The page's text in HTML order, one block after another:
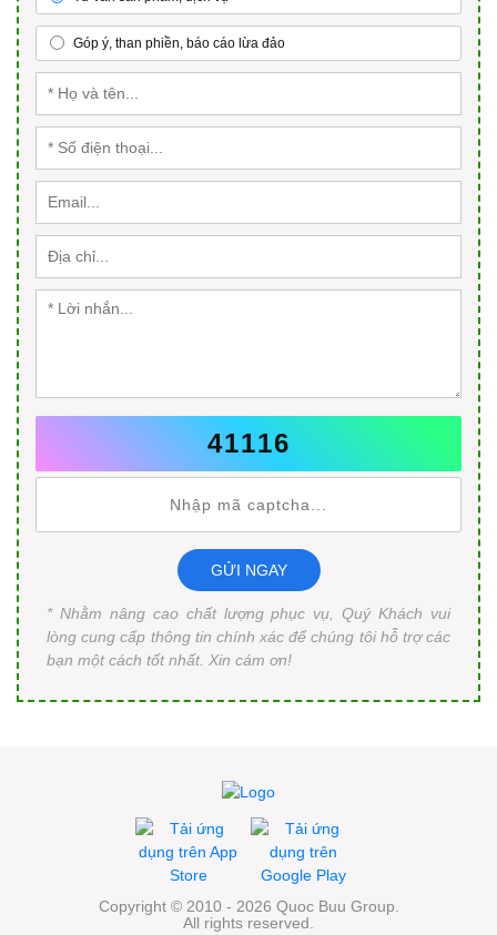
Góp ý, than phiền, báo cáo lừa đảo
41116
GỬI NGAY
* Nhằm nâng cao chất lượng phục vụ, Quý Khách vui
lòng cung cấp thông tin chính xác để chúng tôi hỗ trợ các
bạn một cách tốt nhất. Xin cám ơn!
Copyright © 2010 - 2026 Quoc Buu Group.
All rights reserved.